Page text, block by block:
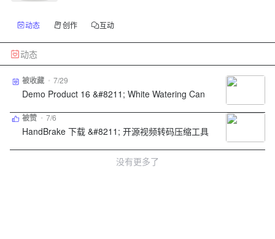
动态 创作 互动
动态
被收藏 • 7/29
Demo Product 16 &#8211; White Watering Can
被赞 • 7/6
HandBrake 下载 &#8211; 开源视频转码压缩工具
没有更多了